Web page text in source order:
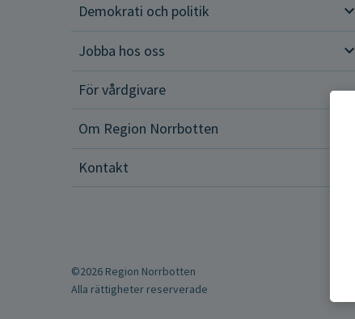
Demokrati och politik
Jobba hos oss
För vårdgivare
Om Region Norrbotten
Kontakt
©2026 Region Norrbotten
Alla rättigheter reserverade